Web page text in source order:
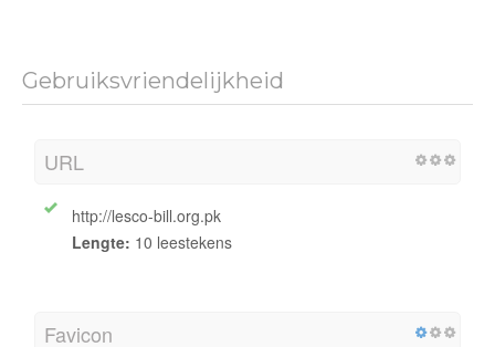
Gebruiksvriendelijkheid
URL
http://lesco-bill.org.pk
Lengte: 10 leestekens
Favicon